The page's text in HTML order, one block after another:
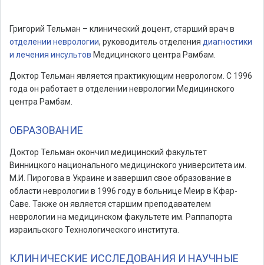
Григорий Тельман – клинический доцент, старший врач в
отделении неврологии, руководитель отделения диагностики
и лечения инсультов Медицинского центра Рамбам.
Доктор Тельман является практикующим неврологом. С 1996
года он работает в отделении неврологии Медицинского
центра Рамбам.
ОБРАЗОВАНИЕ
Доктор Тельман окончил медицинский факультет
Винницкого национального медицинского университета им.
М.И. Пирогова в Украине и завершил свое образование в
области неврологии в 1996 году в больнице Меир в Кфар-
Саве. Также он является старшим преподавателем
неврологии на медицинском факультете им. Раппапорта
израильского Технологического института.
КЛИНИЧЕСКИЕ ИССЛЕДОВАНИЯ И НАУЧНЫЕ